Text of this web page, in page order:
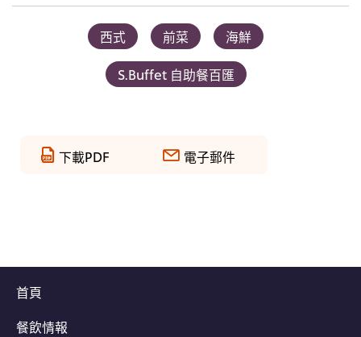
西式 前菜 海鮮
S.Buffet 自助餐百匯
下載PDF 電子郵件
首頁
餐飲情報